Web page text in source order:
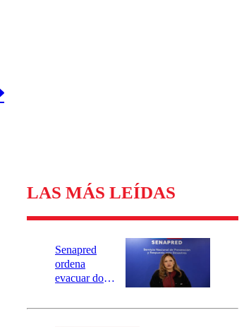
LAS MÁS LEÍDAS
Senapred
ordena
evacuar dos
Carahue por